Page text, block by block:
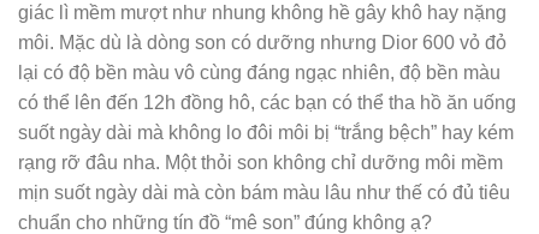
giác lì mềm mượt như nhung không hề gây khô hay nặng
môi. Mặc dù là dòng son có dưỡng nhưng Dior 600 vỏ đỏ
lại có độ bền màu vô cùng đáng ngạc nhiên, độ bền màu
có thể lên đến 12h đồng hô, các bạn có thể tha hồ ăn uống
suốt ngày dài mà không lo đôi môi bị “trắng bệch” hay kém
rạng rỡ đâu nha. Một thỏi son không chỉ dưỡng môi mềm
mịn suốt ngày dài mà còn bám màu lâu như thế có đủ tiêu
chuẩn cho những tín đồ “mê son” đúng không ạ?